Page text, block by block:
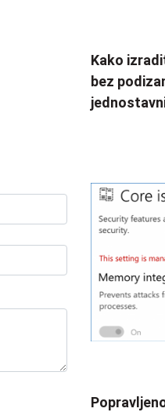
Kako
bez